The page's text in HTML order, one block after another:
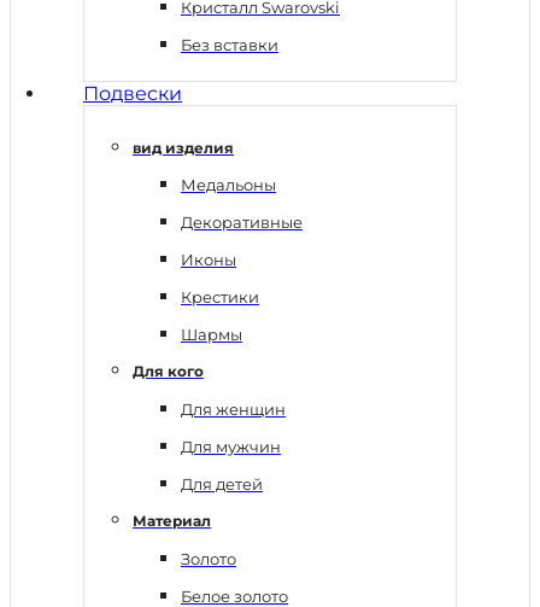
Кристалл Swarovski
Без вставки
Подвески
вид изделия
Медальоны
Декоративные
Иконы
Крестики
Шармы
Для кого
Для женщин
Для мужчин
Для детей
Материал
Золото
Белое золото